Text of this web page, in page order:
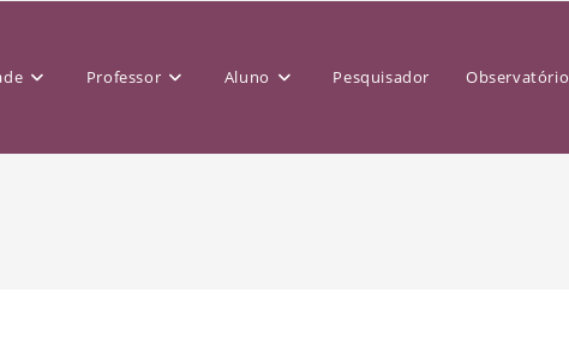
Professor Aluno Pesquisador Observatório